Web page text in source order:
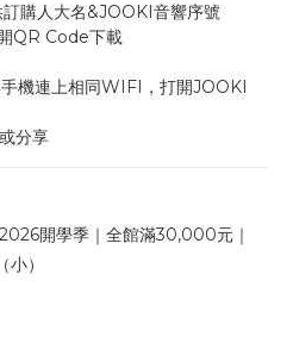
購人大名&JOOKI音響序號
QR Code下載
機連上相同WIFI，打開JOOKI
分享
開學季｜全館滿30,000元｜
）